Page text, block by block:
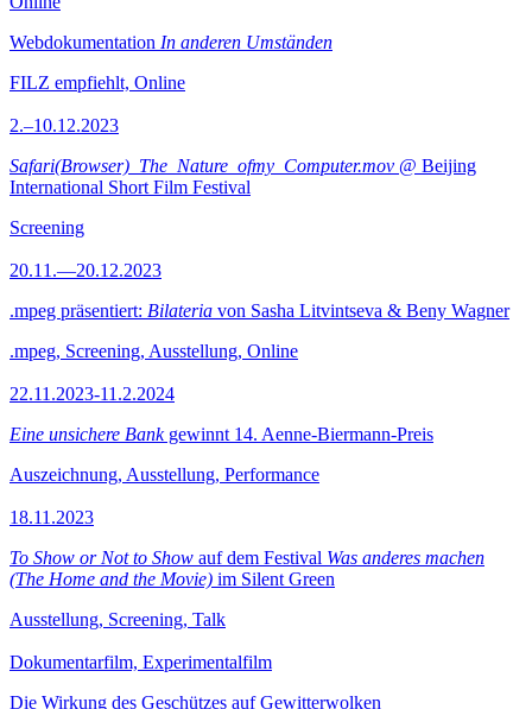
Webdokumentation In anderen Umständen
FILZ empfiehlt, Online
2.–10.12.2023
Safari(Browser)_The_Nature_ofmy_Computer.mov @ Beijing
International Short Film Festival
Screening
20.11.—20.12.2023
.mpeg präsentiert: Bilateria von Sasha Litvintseva & Beny Wagner
.mpeg, Screening, Ausstellung, Online
22.11.2023-11.2.2024
Eine unsichere Bankgewinnt 14. Aenne-Biermann-Preis
Auszeichnung, Ausstellung, Performance
18.11.2023
To Show or Not to Show auf dem Festival Was anderes machen
(The Home and the Movie) im Silent Green
Ausstellung, Screening, Talk
Dokumentarfilm, Experimentalfilm
Die Wirkung des Geschützes auf Gewitterwolken